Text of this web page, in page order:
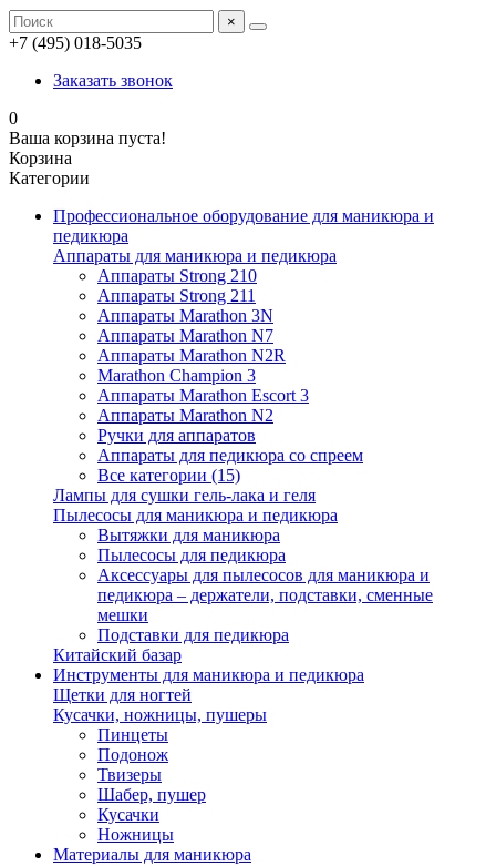
×
+7 (495) 018-5035
Заказать звонок
0
Ваша корзина пуста!
Корзина
Категории
Профессиональное оборудование для маникюра и
педикюра
Аппараты для маникюра и педикюра
Аппараты Strong 210
Аппараты Strong 211
Аппараты Marathon 3N
Аппараты Marathon N7
Аппараты Marathon N2R
Marathon Champion 3
Аппараты Marathon Escort 3
Аппараты Marathon N2
Ручки для аппаратов
Аппараты для педикюра со спреем
Все категории (15)
Лампы для сушки гель-лака и геля
Пылесосы для маникюра и педикюра
Вытяжки для маникюра
Пылесосы для педикюра
Аксессуары для пылесосов для маникюра и
педикюра – держатели, подставки, сменные
мешки
Подставки для педикюра
Китайский базар
Инструменты для маникюра и педикюра
Щетки для ногтей
Кусачки, ножницы, пушеры
Пинцеты
Подонож
Твизеры
Шабер, пушер
Кусачки
Ножницы
Материалы для маникюра